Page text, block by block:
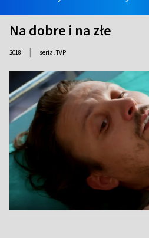
Na dobre i na złe
2018 | serial TVP